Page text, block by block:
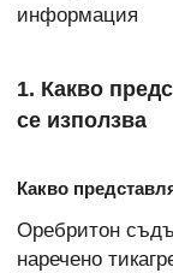
информация
1. Какво
се използва
Какво
Оребритон
наречено